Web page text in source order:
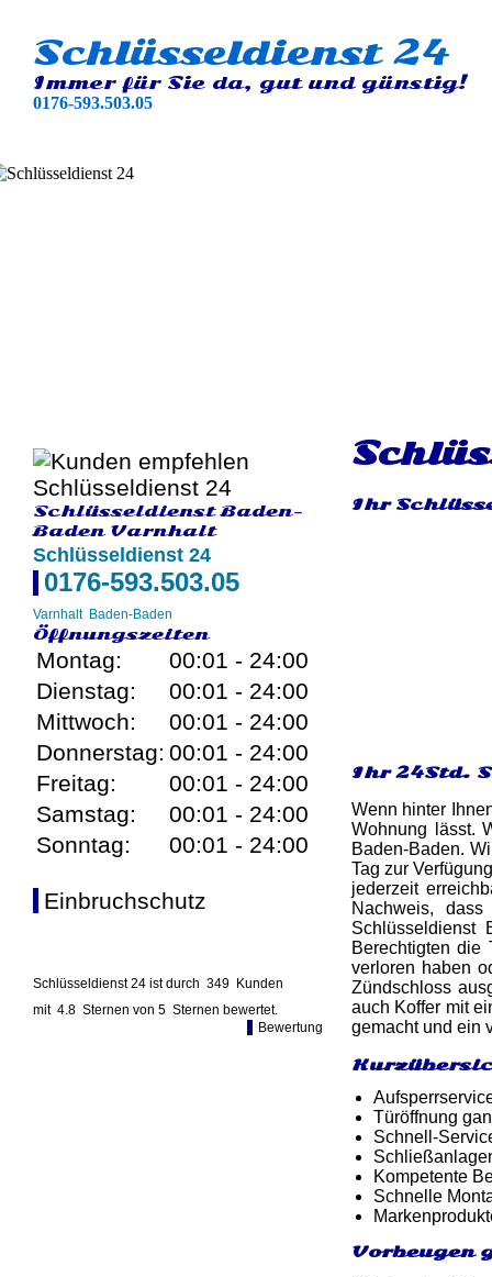
Schlüsseldienst 24
Immer für Sie da, gut und günstig!
0176-593.503.05
Schlüsseldienst Baden-
Baden Varnhalt
Schlüsseldienst 24
0176-593.503.05
Varnhalt Baden-Baden
Öffnungszeiten
Montag:
00:01 - 24:00
Dienstag:
00:01 - 24:00
Mittwoch:
00:01 - 24:00
Donnerstag: 00:01 - 24:00
Freitag:
00:01 - 24:00
Samstag:
00:01 - 24:00
Sonntag:
00:01 - 24:00
Einbruchschutz
Schlüsseldienst 24 ist durch 349 Kunden
mit 4.8 Sternen von 5 Sternen bewertet.
Bewertung
Ihr
Ihr 24Std.
Wenn hinter
Wohnung lässt.
Baden-Baden.
Tag zur
jederzeit
Nachweis,
Schlüsseldienst
Berechtigten
verloren haben
Zündschloss
auch Koffer mit
gemacht und ein
Türöffnung
Schnell-
Kompetente
Schnelle
Vorbeugen